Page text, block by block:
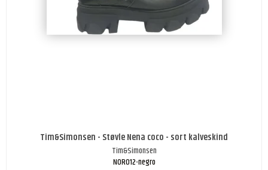
Tim&Simonsen - Støvle Nena coco - sort kalveskind
Tim&Simonsen
NOR012-negro